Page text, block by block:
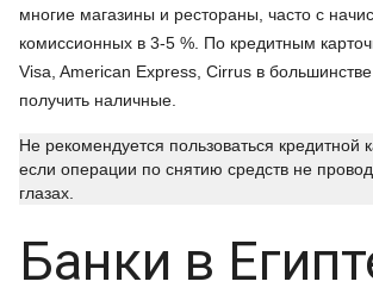
многие магазины и рестораны, часто с
комиссионных в 3-5 %. По кредитным
Visa, American Express, Cirrus в
получить наличные.
Не рекомендуется пользоваться кредитной
если операции по снятию средств не
глазах.
Банки в